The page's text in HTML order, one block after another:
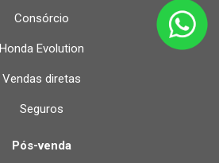
Consórcio
Honda Evolution
Vendas diretas
Seguros
Pós-venda